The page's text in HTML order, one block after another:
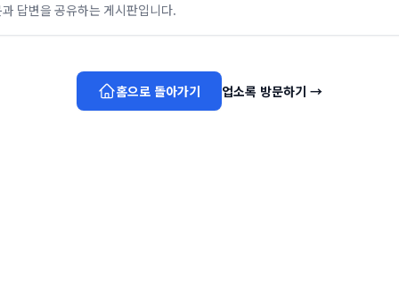
답변을 공유하는 게시판입니다.
홈으로 돌아가기 업소록 방문하기 →